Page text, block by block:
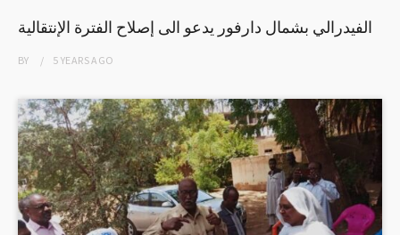
الفيدرالي بشمال دارفور يدعو الى إصلاح الفترة الإنتقالية
BY 5 YEARSAGO